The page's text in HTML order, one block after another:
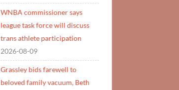
WNBA commissioner says
league task force will discuss
trans athlete participation
2026-08-09
Grassley bids farewell to
beloved family vacuum, Beth